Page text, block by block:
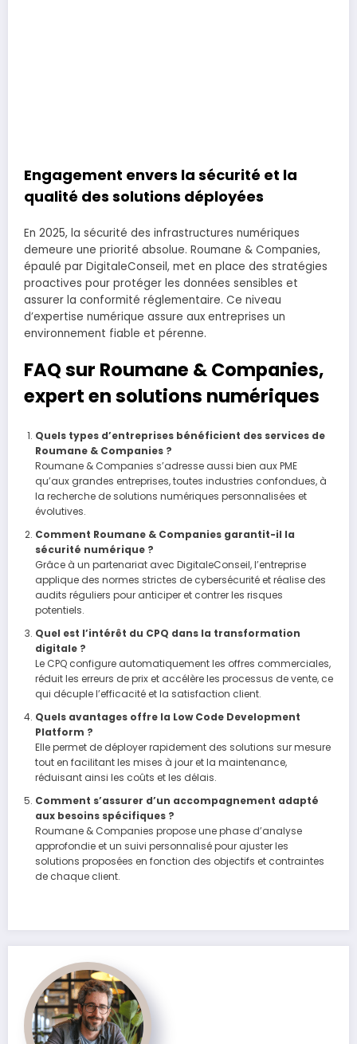
Engagement envers la sécurité et la
qualité des solutions déployées
En 2025, la sécurité des infrastructures numériques
demeure une priorité absolue. Roumane & Companies,
épaulé par DigitaleConseil, met en place des stratégies
proactives pour protéger les données sensibles et
assurer la conformité réglementaire. Ce niveau
d’expertise numérique assure aux entreprises un
environnement fiable et pérenne.
FAQ sur Roumane & Companies,
expert en solutions numériques
Quels types d’entreprises bénéficient des services de
Roumane & Companies ?
Roumane & Companies s’adresse aussi bien aux PME
qu’aux grandes entreprises, toutes industries confondues, à
la recherche de solutions numériques personnalisées et
évolutives.
Comment Roumane & Companies garantit-il la
sécurité numérique ?
Grâce à un partenariat avec DigitaleConseil, l’entreprise
applique des normes strictes de cybersécurité et réalise des
audits réguliers pour anticiper et contrer les risques
potentiels.
Quel est l’intérêt du CPQ dans la transformation
digitale ?
Le CPQ configure automatiquement les offres commerciales,
réduit les erreurs de prix et accélère les processus de vente, ce
qui décuple l’efficacité et la satisfaction client.
Quels avantages offre la Low Code Development
Platform ?
Elle permet de déployer rapidement des solutions sur mesure
tout en facilitant les mises à jour et la maintenance,
réduisant ainsi les coûts et les délais.
Comment s’assurer d’un accompagnement adapté
aux besoins spécifiques ?
Roumane & Companies propose une phase d’analyse
approfondie et un suivi personnalisé pour ajuster les
solutions proposées en fonction des objectifs et contraintes
de chaque client.